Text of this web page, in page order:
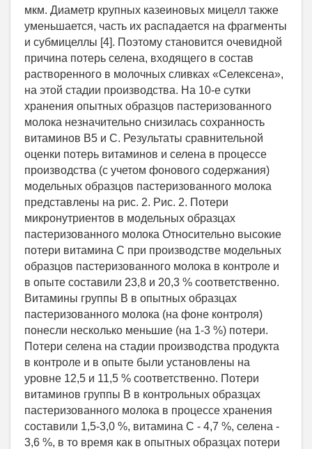
мкм. Диаметр крупных казеиновых мицелл также
уменьшается, часть их распадается на фрагменты
и субмицеллы [4]. Поэтому становится очевидной
причина потерь селена, входящего в состав
растворенного в молочных сливках «Селексена»,
на этой стадии производства. На 10-е сутки
хранения опытных образцов пастеризованного
молока незначительно снизилась сохранность
витаминов В5 и С. Результаты сравнительной
оценки потерь витаминов и селена в процессе
производства (с учетом фонового содержания)
модельных образцов пастеризованного молока
представлены на рис. 2. Рис. 2. Потери
микронутриентов в модельных образцах
пастеризованного молока Относительно высокие
потери витамина С при производстве модельных
образцов пастеризованного молока в контроле и
в опыте составили 23,8 и 20,3 % соответственно.
Витамины группы В в опытных образцах
пастеризованного молока (на фоне контроля)
понесли несколько меньшие (на 1-3 %) потери.
Потери селена на стадии производства продукта
в контроле и в опыте были установлены на
уровне 12,5 и 11,5 % соответственно. Потери
витаминов группы В в контрольных образцах
пастеризованного молока в процессе хранения
составили 1,5-3,0 %, витамина С - 4,7 %, селена -
3,6 %, в то время как в опытных образцах потери